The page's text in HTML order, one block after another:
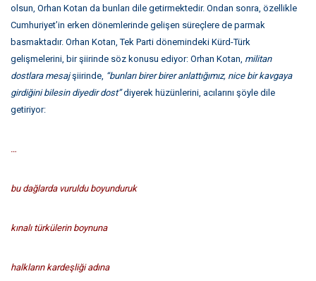
olsun, Orhan Kotan da bunları dile getirmektedir. Ondan sonra, özellikle
Cumhuriyet’in erken dönemlerinde gelişen süreçlere de parmak
basmaktadır. Orhan Kotan, Tek Parti dönemindeki Kürd-Türk
gelişmelerini, bir şiirinde söz konusu ediyor: Orhan Kotan, militan
dostlara mesajşiirinde, “bunları birer birer anlattığımız, nice bir kavgaya
girdiğini bilesin diyedir dost”diyerek hüzünlerini, acılarını şöyle dile
getiriyor:
…
bu dağlarda vuruldu boyunduruk
kınalı türkülerin boynuna
halkların kardeşliği adına